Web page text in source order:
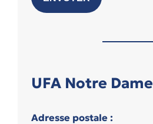
UFA Notre Dame
Adresse postale :